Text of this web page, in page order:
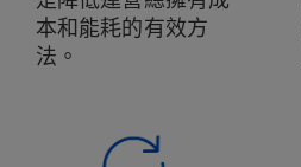
本和能耗的有效方
法。